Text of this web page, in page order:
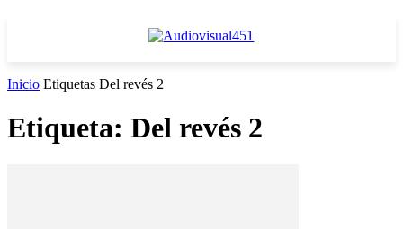
Inicio Etiquetas Del revés 2
Etiqueta: Del revés 2